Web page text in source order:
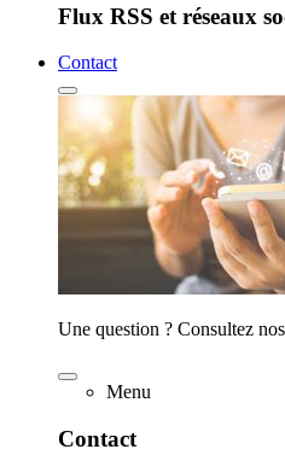
Flux RSS et réseaux
Contact
Une question ? Consultez
Menu
Contact